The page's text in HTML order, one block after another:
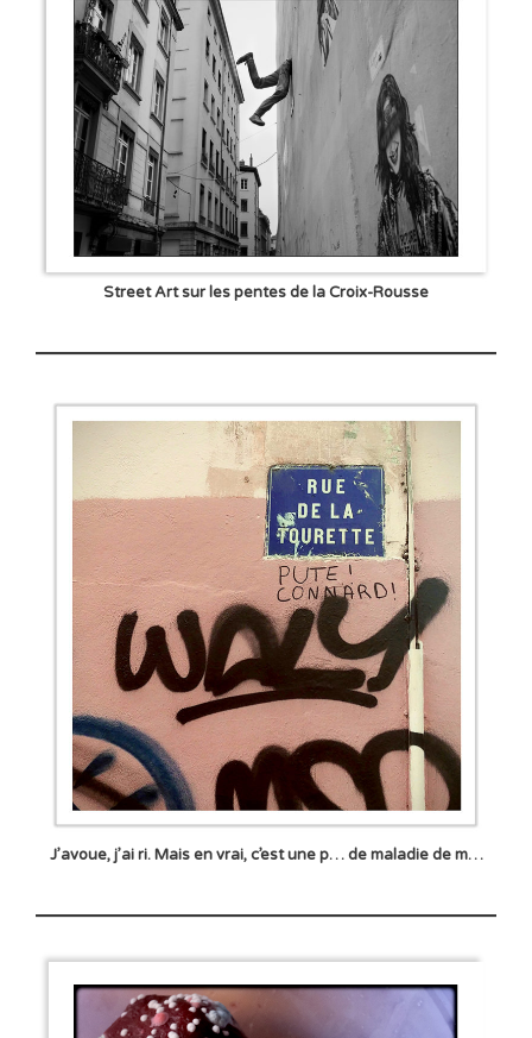
Street Art sur les pentes de la Croix-Rousse
J’avoue, j’ai ri. Mais en vrai, c’est une p… de maladie de m…